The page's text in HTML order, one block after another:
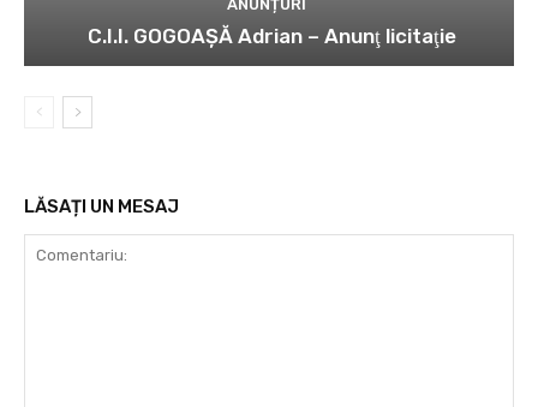
ANUNȚURI
C.I.I. GOGOAŞĂ Adrian – Anunţ licitaţie
LĂSAȚI UN MESAJ